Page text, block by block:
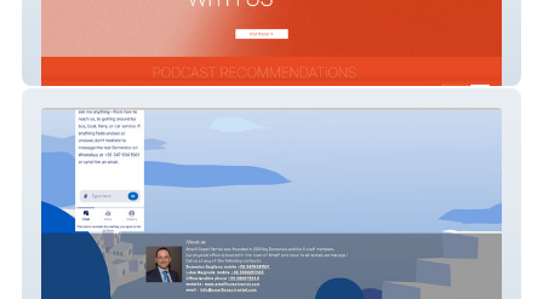
RETELL Podcast Hub